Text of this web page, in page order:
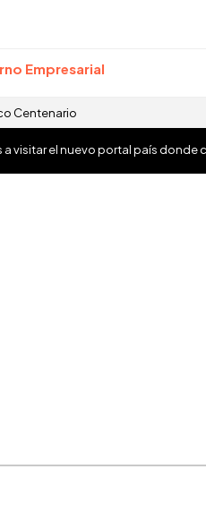
Empresarial
Centenario
a visitar el nuevo portal país